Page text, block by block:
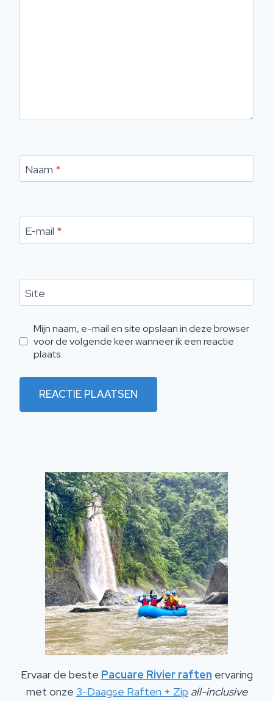
Naam *
E-mail *
Site
Mijn naam, e-mail en site opslaan in deze browser
voor de volgende keer wanneer ik een reactie
plaats.
Ervaar de beste Pacuare Rivier raften ervaring
met onze 3-Daagse Raften + Zip all-inclusive